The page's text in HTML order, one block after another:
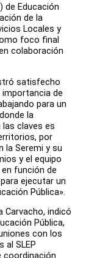
de Educación
de la
Locales y
foco final
colaboración
satisfecho
de
para un
la
las claves es
por
la Seremi y su
y el equipo
en función de
ejecutar un
Pública».
Carvacho, indicó
Pública,
con los
al SLEP
coordinación